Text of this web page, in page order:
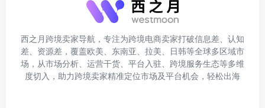
西之月跨境卖家导航，专注为跨境电商卖家打破信息差、认知
差、资源差，覆盖欧美、东南亚、拉美、日韩等全球多区域市
场，从市场分析、运营干货、平台入驻、跨境服务生态等多维
度切入，助力跨境卖家精准定位市场及平台机会，轻松出海